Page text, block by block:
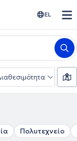
EL
Πολυτεχνείο